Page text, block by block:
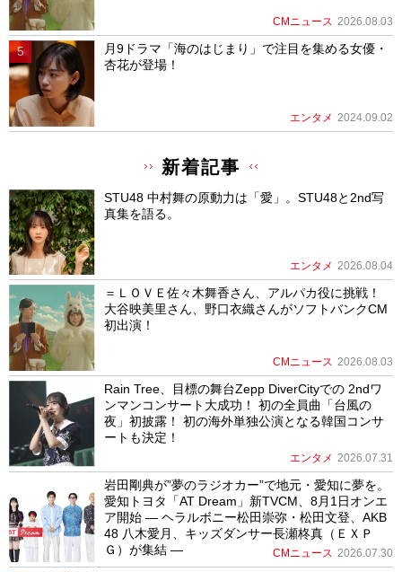
CMニュース 2026.08.03
月9ドラマ「海のはじまり」で注目を集める女優・
杏花が登場！
エンタメ 2024.09.02
新着記事
STU48 中村舞の原動力は「愛」。STU48と2nd写
真集を語る。
エンタメ 2026.08.04
＝ＬＯＶＥ佐々木舞香さん、アルパカ役に挑戦！
大谷映美里さん、野口衣織さんがソフトバンクCM
初出演！
CMニュース 2026.08.03
Rain Tree、目標の舞台Zepp DiverCityでの 2ndワ
ンマンコンサート大成功！ 初の全員曲「台風の
夜」初披露！ 初の海外単独公演となる韓国コンサ
ートも決定！
エンタメ 2026.07.31
岩田剛典が”夢のラジオカー”で地元・愛知に夢を。
愛知トヨタ「AT Dream」新TVCM、8月1日オンエ
ア開始 ― ヘラルボニー松田崇弥・松田文登、AKB
48 八木愛月、キッズダンサー長瀬柊真（ＥＸＰ
Ｇ）が集結 ―
CMニュース 2026.07.30